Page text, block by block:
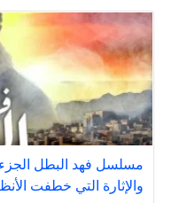
مسلسل فهد البطل
والإثارة التي خطفت